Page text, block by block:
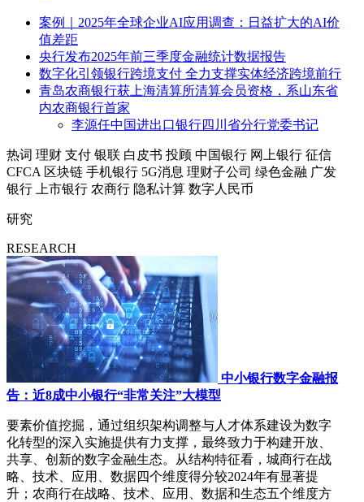
案例｜2025年全球企业AI应用调查：日益扩大的AI价
值差距
央行发布2025年前三季度金融统计数据报告
数字化引领银行跨境支付 全力支撑实体经济跨境前行
青岛农商银行获上海清算所清算会员资格，系山东省
内农商银行首家
李源任中国进出口银行四川省分行党委书记
热词 理财 支付 银联 白皮书 投顾 中国银行 网上银行 征信
CFCA 区块链 手机银行 5G消息 理财子公司 绿色金融 广发
银行
上市银行 农商行 隐私计算 数字人民币
研究
RESEARCH
中小银行数字金融报
告：近8成中小银行“非常关注”大模型
要素价值挖掘，通过组织架构调整与人才体系建设为数字
化转型的深入实施提供有力支撑，最终致力于构建开放、
共享、创新的数字金融生态。从结构特征看，城商行在战
略、技术、应用、数据四个维度得分较2024年有显著提
升；农商行在战略、技术、应用、数据和生态五个维度方